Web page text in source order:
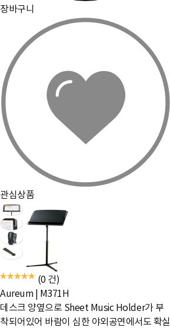
장바구니
관심상품
(0 건)
Aureum
M371H
데스크 양옆으로 Sheet Music Holder가 부
착되어있어 바람이 심한 야외공연에서도 확실